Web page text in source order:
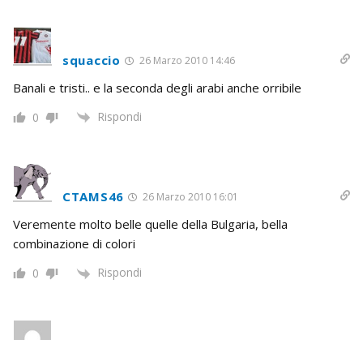
squaccio 26 Marzo 2010 14:46
Banali e tristi.. e la seconda degli arabi anche orribile
0 Rispondi
CTAMS46 26 Marzo 2010 16:01
Veremente molto belle quelle della Bulgaria, bella
combinazione di colori
0 Rispondi